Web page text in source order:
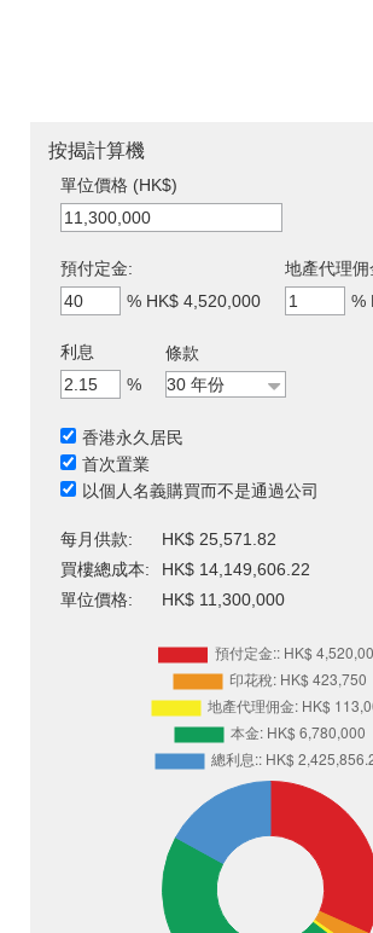
按揭計算機
單位價格 (HK$)
預付定金:
% HK$ 4,520,000
地產代理佣
%
利息
%
條款
香港永久居民
首次置業
以個人名義購買而不是通過公司
每月供款:
HK$ 25,571.82
買樓總成本:
HK$ 14,149,606.22
單位價格:
HK$ 11,300,000